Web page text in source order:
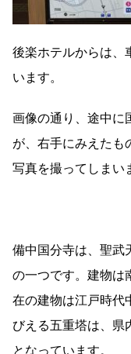
後楽ホテルからは、
います。
画像の通り、途中に
が、右手にみえたも
写真を撮ってしまい
備中国分寺は、聖武
の一つです。建物は
在の建物は江戸時代
びえる五重塔は、県
となっています。